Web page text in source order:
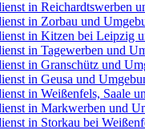
in Reichardtswerben
in Zorbau und
in Kitzen bei Leipzig
in Tagewerben und
in Granschütz und
in Geusa und
in Weißenfels, Saale
in Markwerben und
in Storkau bei